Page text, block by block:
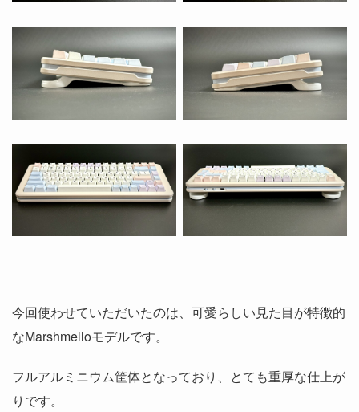
今回使わせていただいたのは、可愛らしい見た目が特徴的
なMarshmelloモデルです。
フルアルミニウム筐体となっており、とても重厚な仕上が
りです。